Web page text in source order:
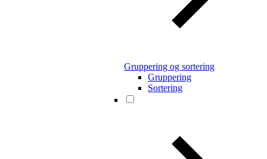
Gruppering og sortering
Gruppering
Sortering